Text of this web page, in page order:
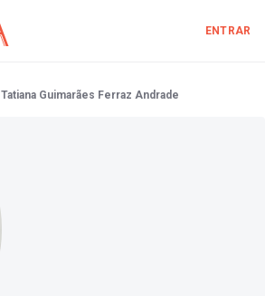
ENTRAR
Tatiana Guimarães Ferraz Andrade